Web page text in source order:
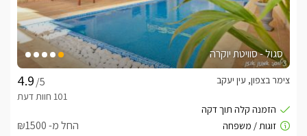
סגול - סוויטת יוקרה
/5
צימר בצפון, עין יעקב
החל מ- ₪1500